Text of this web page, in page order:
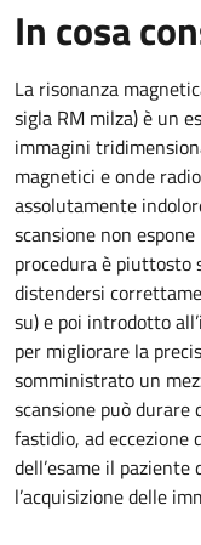
In cosa
La risonanza
sigla RM milza) è un
immagini
magnetici e onde
assolutamente
scansione non
procedura è piuttosto
distendersi
su) e poi introdotto
per migliorare la
somministrato un
scansione può
fastidio, ad eccezione
dell’esame il
l’acquisizione delle